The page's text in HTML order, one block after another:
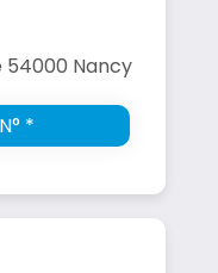
54000 Nancy
*